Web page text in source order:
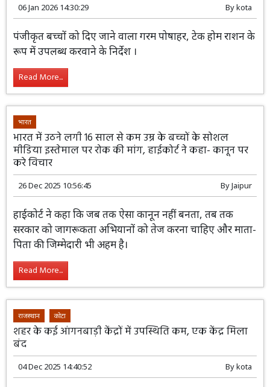
06 Jan 2026 14:30:29 Bykota
पंजीकृत बच्चों को दिए जाने वाला गरम पोषाहर, टेक होम राशन के
रूप में उपलब्ध करवाने के निर्देश ।
Read More...
भारत
भारत में उठने लगी 16 साल से कम उम्र के बच्चों के सोशल
मीडिया इस्तेमाल पर रोक की मांग, हाईकोर्ट ने कहा- कानून पर
करे विचार
26 Dec 2025 10:56:45 ByJaipur
हाईकोर्ट ने कहा कि जब तक ऐसा कानून नहीं बनता, तब तक
सरकार को जागरूकता अभियानों को तेज करना चाहिए और माता-
पिता की जिम्मेदारी भी अहम है।
Read More...
राजस्थान कोटा
शहर के कई आंगनबाड़ी केंद्रों में उपस्थिति कम, एक केंद्र मिला
बंद
04 Dec 2025 14:40:52 Bykota